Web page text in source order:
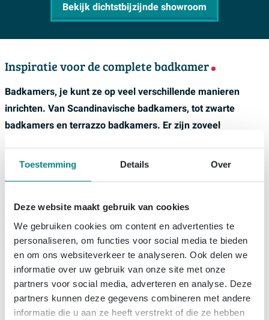
Toestemming Details Over
Deze website maakt gebruik van cookies
We gebruiken cookies om content en advertenties te
personaliseren, om functies voor social media te bieden
en om ons websiteverkeer te analyseren. Ook delen we
informatie over uw gebruik van onze site met onze
partners voor social media, adverteren en analyse. Deze
partners kunnen deze gegevens combineren met andere
informatie die u aan ze heeft verstrekt of die ze hebben
Bekijk dichtstbijzijnde showroom
Inspiratie voor de complete badkamer
Badkamers, je kunt ze op veel verschillende manieren
inrichten. Van Scandinavische badkamers, tot zwarte
badkamers en terrazzo badkamers. Er zijn zoveel
stijl die jij mooi vindt! Heb je daar hulp bij nodig? Dan staan
ze kunnen je adviseren over de juiste producten voor jouw
wensen. Wil je nog wat meer weten over het samenstellen
van een complete badkamer? Lees dan eerst verder!
Complete badkamer inrichten
Of je de complete badkamer nu gaatverbouwenof
renoveren, bij het inrichten van een badkamer is het goed